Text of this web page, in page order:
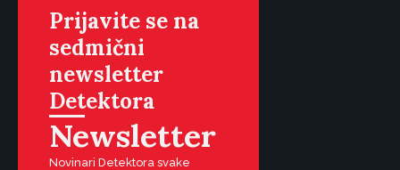
Prijavite se na
sedmični
newsletter
Detektora
Newsletter
Novinari Detektora svake